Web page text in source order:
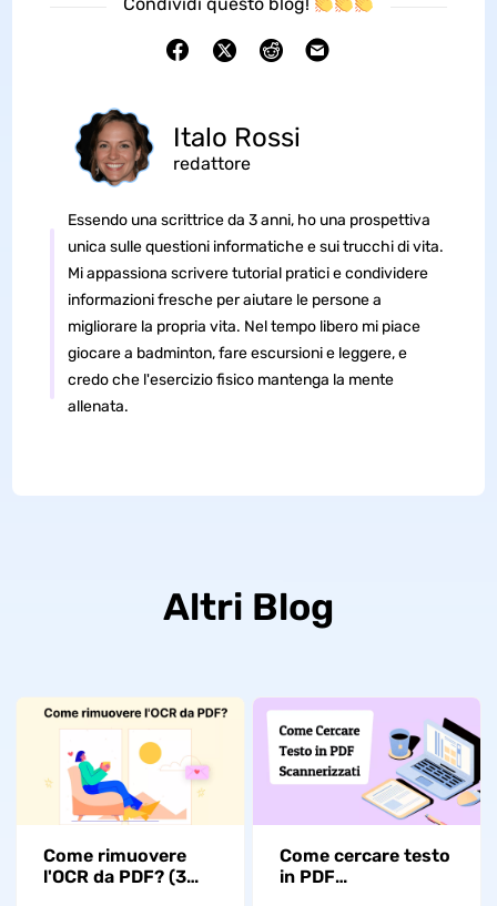
Italo Rossi
redattore
Essendo una scrittrice da 3 anni, ho una prospettiva
unica sulle questioni informatiche e sui trucchi di vita.
Mi appassiona scrivere tutorial pratici e condividere
informazioni fresche per aiutare le persone a
migliorare la propria vita. Nel tempo libero mi piace
giocare a badminton, fare escursioni e leggere, e
credo che l'esercizio fisico mantenga la mente
allenata.
Altri Blog
Come rimuovere
l'OCR da PDF? (3
Come cercare testo
in PDF